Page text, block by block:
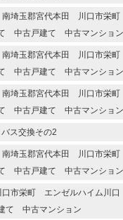
埼玉郡宮代本田 川口市栄
中古戸建て 中古マンション
埼玉郡宮代本田 川口市栄
中古戸建て 中古マンション
埼玉郡宮代本田 川口市栄
中古戸建て 中古マンション
ス交換その2
埼玉郡宮代本田 川口市栄
中古戸建て 中古マンション
市栄町 エンゼルハイム川
て 中古マンション